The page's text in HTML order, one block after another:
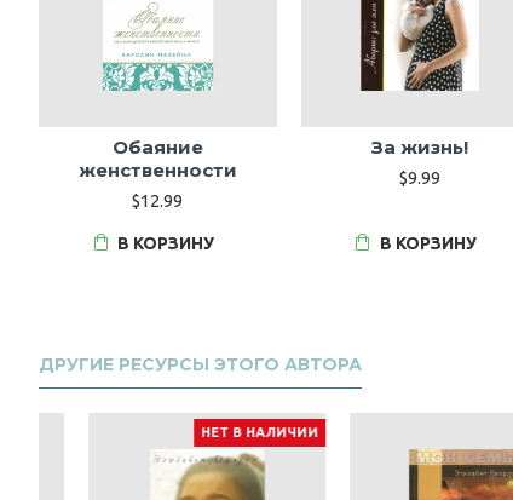
Обаяние
женственности
$12.99
В КОРЗИНУ
За жизнь!
$9.99
В КОРЗИНУ
ДРУГИЕ РЕСУРСЫ ЭТОГО АВТОРА
НЕТ В НАЛИЧИИ